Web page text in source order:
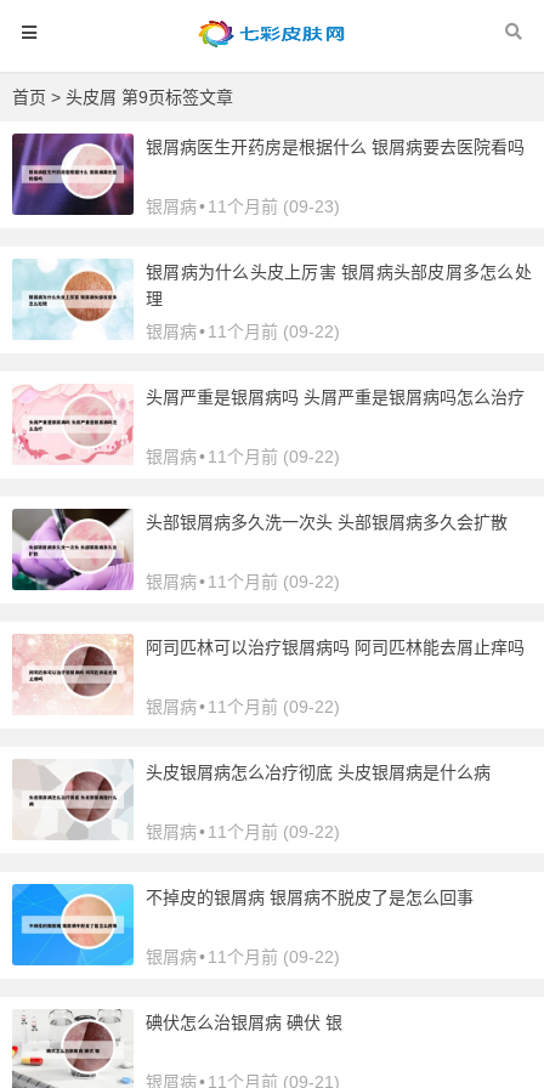
首页 > 头皮屑 第9页标签文章
银屑病医生开药房是根据什么 银屑病要去医院看吗
银屑病•11个月前 (09-23)
银屑病为什么头皮上厉害 银屑病头部皮屑多怎么处
理
银屑病•11个月前 (09-22)
头屑严重是银屑病吗 头屑严重是银屑病吗怎么治疗
银屑病•11个月前 (09-22)
头部银屑病多久洗一次头 头部银屑病多久会扩散
银屑病•11个月前 (09-22)
阿司匹林可以治疗银屑病吗 阿司匹林能去屑止痒吗
银屑病•11个月前 (09-22)
头皮银屑病怎么冶疗彻底 头皮银屑病是什么病
银屑病•11个月前 (09-22)
不掉皮的银屑病 银屑病不脱皮了是怎么回事
银屑病•11个月前 (09-22)
碘伏怎么治银屑病 碘伏 银
银屑病•11个月前 (09-21)